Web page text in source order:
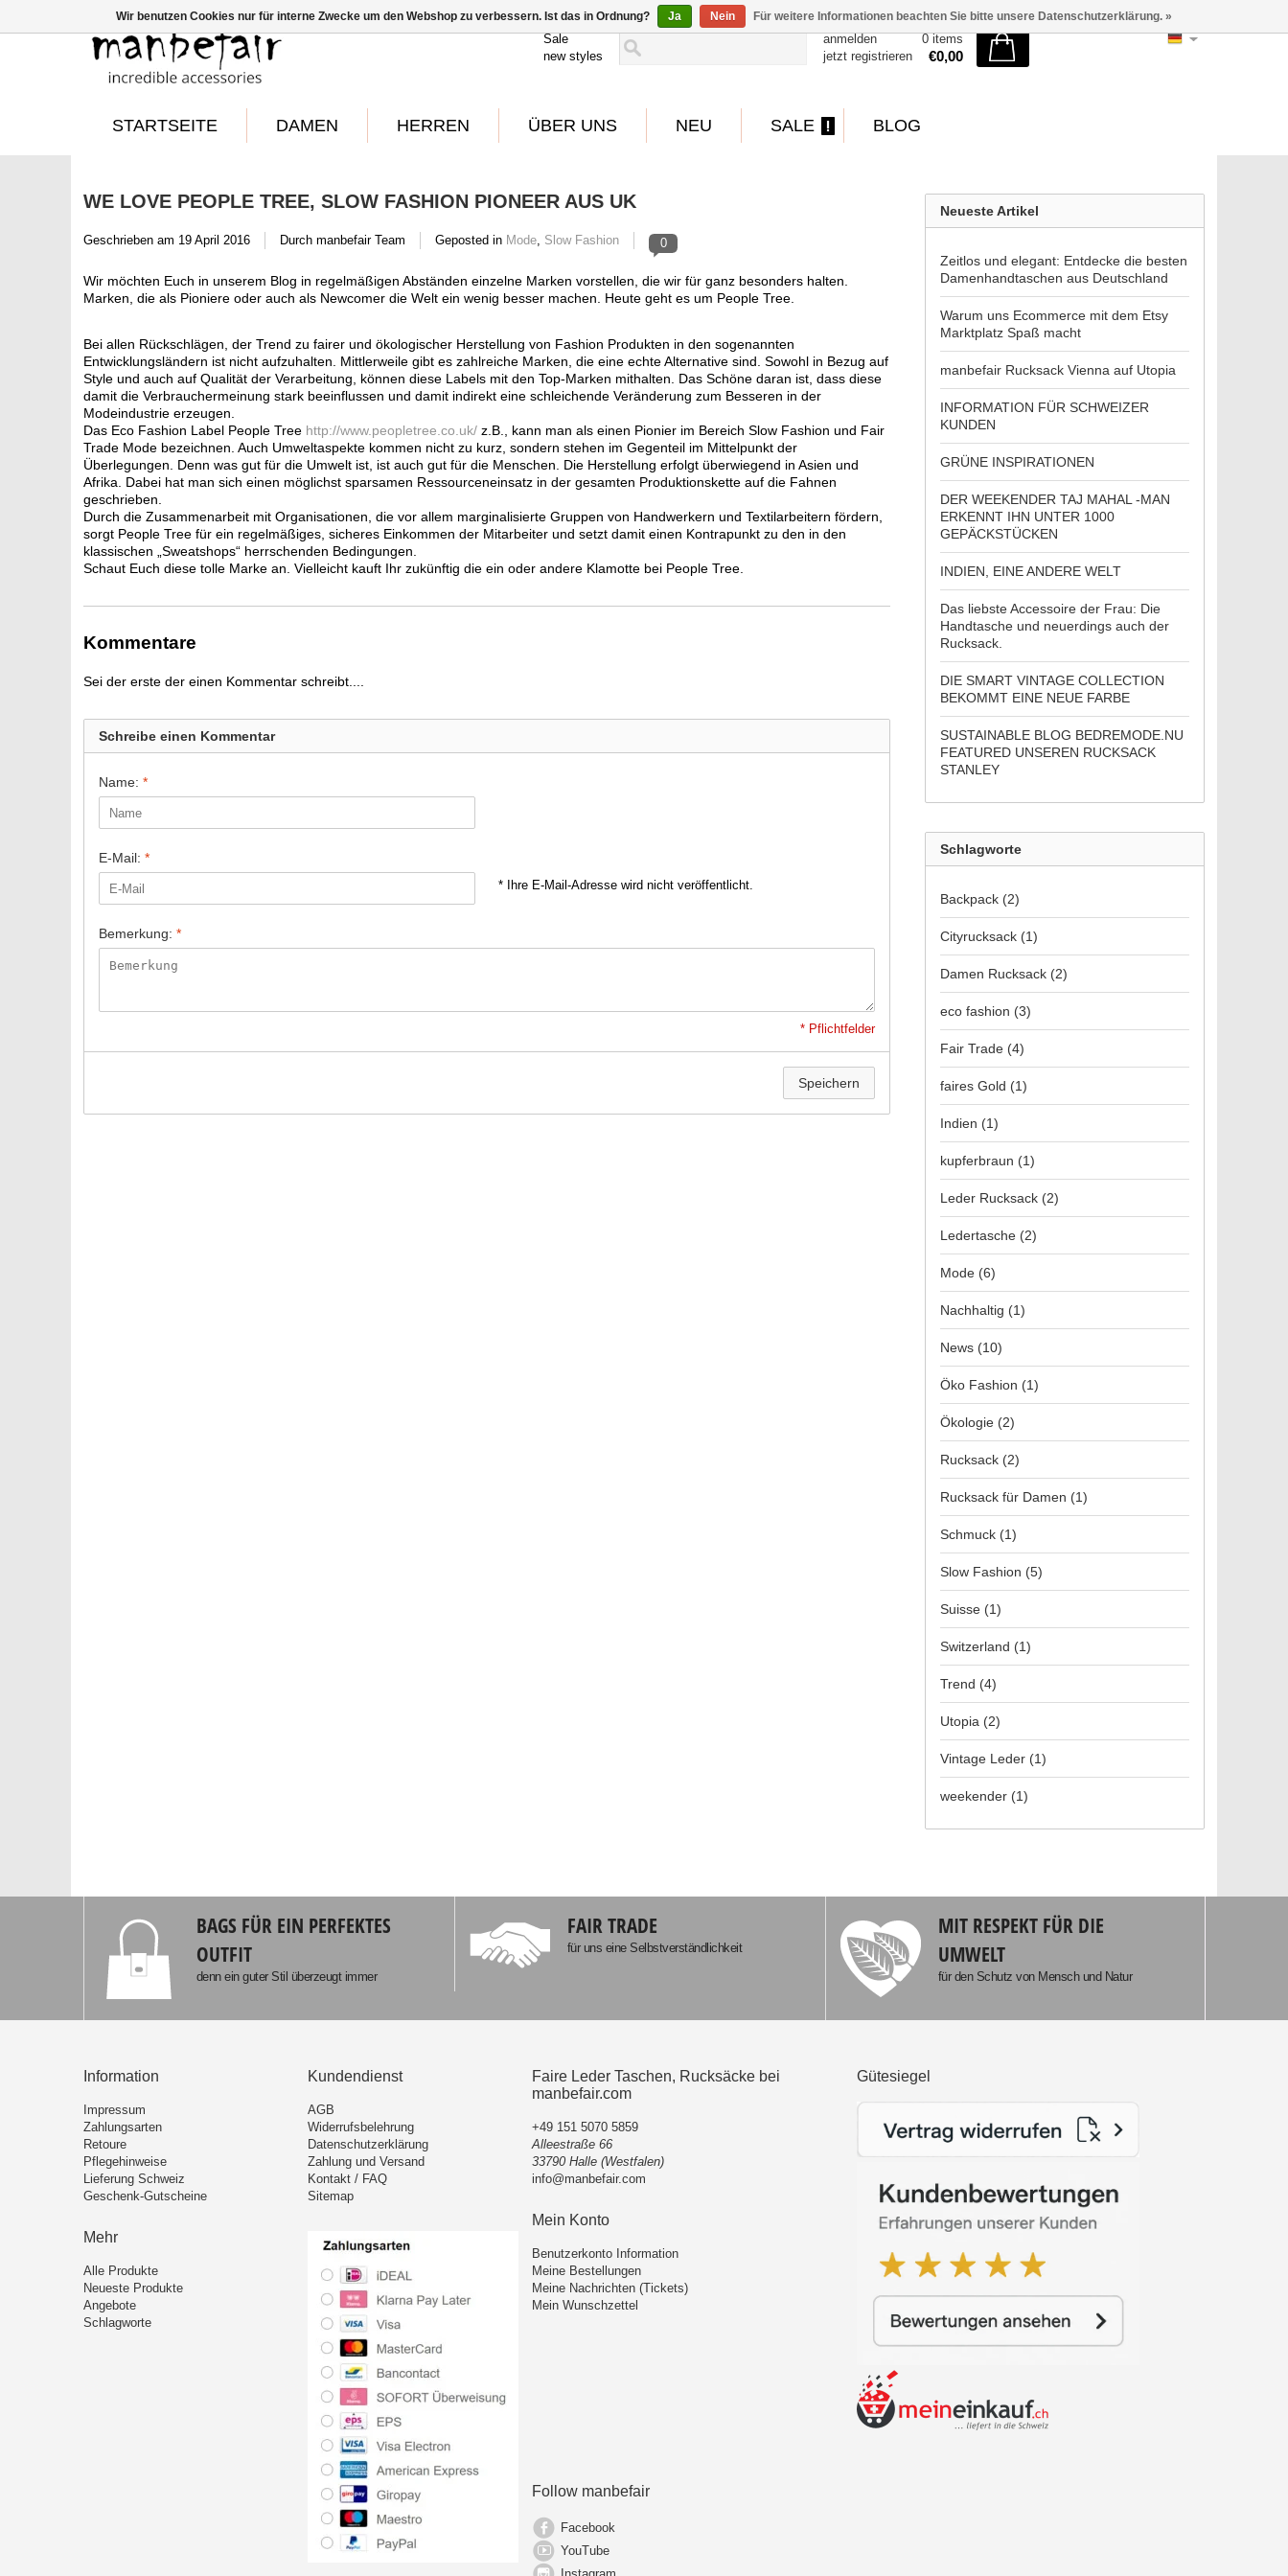
Sale
new styles
anmelden
jetzt registrieren
0 items
€0,00
STARTSEITE DAMEN HERREN ÜBER UNS NEU SALE BLOG
WE LOVE PEOPLE TREE, SLOW FASHION PIONEER AUS UK
Geschrieben am 19 April 2016 Durch manbefair Team Geposted in Mode, Slow Fashion 0
Wir möchten Euch in unserem Blog in regelmäßigen Abständen einzelne Marken vorstellen, die wir für ganz besonders halten.
Marken, die als Pioniere oder auch als Newcomer die Welt ein wenig besser machen. Heute geht es um People Tree.
Bei allen Rückschlägen, der Trend zu fairer und ökologischer Herstellung von Fashion Produkten in den sogenannten
Entwicklungsländern ist nicht aufzuhalten. Mittlerweile gibt es zahlreiche Marken, die eine echte Alternative sind. Sowohl in Bezug auf
Style und auch auf Qualität der Verarbeitung, können diese Labels mit den Top-Marken mithalten. Das Schöne daran ist, dass diese
damit die Verbrauchermeinung stark beeinflussen und damit indirekt eine schleichende Veränderung zum Besseren in der
Modeindustrie erzeugen.
Das Eco Fashion Label People Tree http://www.peopletree.co.uk/ z.B., kann man als einen Pionier im Bereich Slow Fashion und Fair
Trade Mode bezeichnen. Auch Umweltaspekte kommen nicht zu kurz, sondern stehen im Gegenteil im Mittelpunkt der
Überlegungen. Denn was gut für die Umwelt ist, ist auch gut für die Menschen. Die Herstellung erfolgt überwiegend in Asien und
Afrika. Dabei hat man sich einen möglichst sparsamen Ressourceneinsatz in der gesamten Produktionskette auf die Fahnen
geschrieben.
Durch die Zusammenarbeit mit Organisationen, die vor allem marginalisierte Gruppen von Handwerkern und Textilarbeitern fördern,
sorgt People Tree für ein regelmäßiges, sicheres Einkommen der Mitarbeiter und setzt damit einen Kontrapunkt zu den in den
klassischen „Sweatshops“ herrschenden Bedingungen.
Schaut Euch diese tolle Marke an. Vielleicht kauft Ihr zukünftig die ein oder andere Klamotte bei People Tree.
Kommentare
Sei der erste der einen Kommentar schreibt....
Schreibe einen Kommentar
Name: *
E-Mail: *
* Ihre E-Mail-Adresse wird nicht veröffentlicht.
Bemerkung: *
* Pflichtfelder
Speichern
Neueste Artikel
Zeitlos und elegant: Entdecke die besten
Damenhandtaschen aus Deutschland
Warum uns Ecommerce mit dem Etsy
Marktplatz Spaß macht
manbefair Rucksack Vienna auf Utopia
INFORMATION FÜR SCHWEIZER
KUNDEN
GRÜNE INSPIRATIONEN
DER WEEKENDER TAJ MAHAL -MAN
ERKENNT IHN UNTER 1000
GEPÄCKSTÜCKEN
INDIEN, EINE ANDERE WELT
Das liebste Accessoire der Frau: Die
Handtasche und neuerdings auch der
Rucksack.
DIE SMART VINTAGE COLLECTION
BEKOMMT EINE NEUE FARBE
SUSTAINABLE BLOG BEDREMODE.NU
FEATURED UNSEREN RUCKSACK
STANLEY
Schlagworte
Backpack (2)
Cityrucksack (1)
Damen Rucksack (2)
eco fashion (3)
Fair Trade (4)
faires Gold (1)
Indien (1)
kupferbraun (1)
Leder Rucksack (2)
Ledertasche (2)
Mode (6)
Nachhaltig (1)
News (10)
Öko Fashion (1)
Ökologie (2)
Rucksack (2)
Rucksack für Damen (1)
Schmuck (1)
Slow Fashion (5)
Suisse (1)
Switzerland (1)
Trend (4)
Utopia (2)
Vintage Leder (1)
weekender (1)
BAGS FÜR EIN PERFEKTES
OUTFIT
denn ein guter Stil überzeugt immer
FAIR TRADE
für uns eine Selbstverständlichkeit
MIT RESPEKT FÜR DIE
UMWELT
für den Schutz von Mensch und Natur
Information
Impressum
Zahlungsarten
Retoure
Pflegehinweise
Lieferung Schweiz
Geschenk-Gutscheine
Mehr
Alle Produkte
Neueste Produkte
Angebote
Schlagworte
Kundendienst
AGB
Widerrufsbelehrung
Datenschutzerklärung
Zahlung und Versand
Kontakt / FAQ
Sitemap
Faire Leder Taschen, Rucksäcke bei
manbefair.com
+49 151 5070 5859
Alleestraße 66
33790 Halle (Westfalen)
info@manbefair.com
Mein Konto
Benutzerkonto Information
Meine Bestellungen
Meine Nachrichten (Tickets)
Mein Wunschzettel
Gütesiegel
Follow manbefair
Facebook
YouTube
Wir benutzen Cookies nur für interne Zwecke um den Webshop zu verbessern. Ist das in Ordnung? Ja Nein Für weitere Informationen beachten Sie bitte unsere Datenschutzerklärung. »